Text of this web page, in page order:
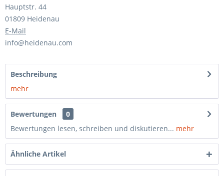
Hauptstr. 44
01809 Heidenau
E-Mail
info@heidenau.com
Beschreibung
mehr
Bewertungen
0
Bewertungen lesen, schreiben und diskutieren... mehr
Ähnliche Artikel